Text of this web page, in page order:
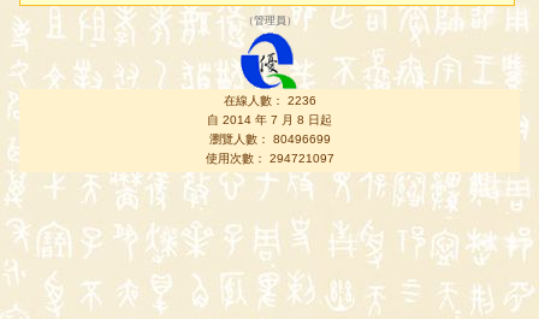
（管理員 ）
在線人數： 2236
自 2014 年 7 月 8 日起
瀏覽人數： 80496699
使用次數： 294721097